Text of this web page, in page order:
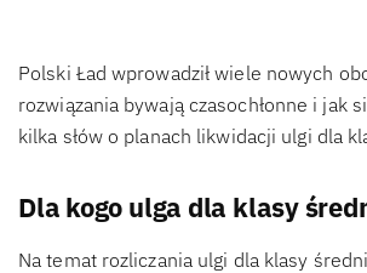
Polski Ład wprowadził wiele nowych
rozwiązania bywają czasochłonne i
kilka słów o planach likwidacji ulgi dla
Dla kogo ulga dla klasy
Na temat rozliczania ulgi dla klasy